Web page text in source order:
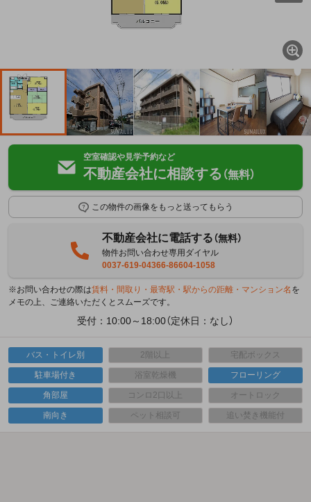
空室確認や見学予約など
不動産会社に相談する （無料）
この物件の画像をもっと送ってもらう
不動産会社に電話する（無料）
物件お問い合わせ専用ダイヤル
0037-619-04366-86604-1058
※お問い合わせの際は賃料・間取り・最寄駅・駅からの距離・マンション名 を
メモの上、ご連絡いただくとスムーズです。
受付：10:00～18:00（定休日：なし）
バス・トイレ別 2階以上 宅配ボックス
駐車場付き 浴室乾燥機 フローリング
角部屋 コンロ2口以上 オートロック
南向き ペット相談可 追い焚き機能付